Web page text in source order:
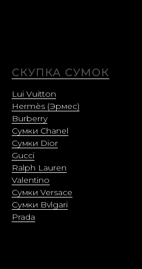
СКУПКА СУМОК
Lui Vuitton
Hermès (Эрмес)
Burberry
Сумки Chanel
Сумки Dior
Gucci
Ralph Lauren
Valentino
Сумки Versace
Сумки Bvlgari
Prada